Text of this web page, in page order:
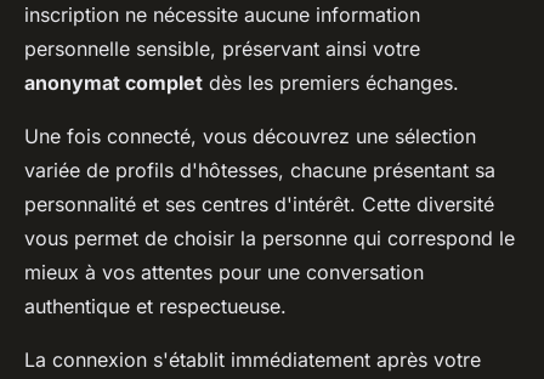
inscription ne nécessite aucune information
personnelle sensible, préservant ainsi votre
anonymat complet dès les premiers échanges.
Une fois connecté, vous découvrez une sélection
variée de profils d'hôtesses, chacune présentant sa
personnalité et ses centres d'intérêt. Cette diversité
vous permet de choisir la personne qui correspond le
mieux à vos attentes pour une conversation
authentique et respectueuse.
La connexion s'établit immédiatement après votre